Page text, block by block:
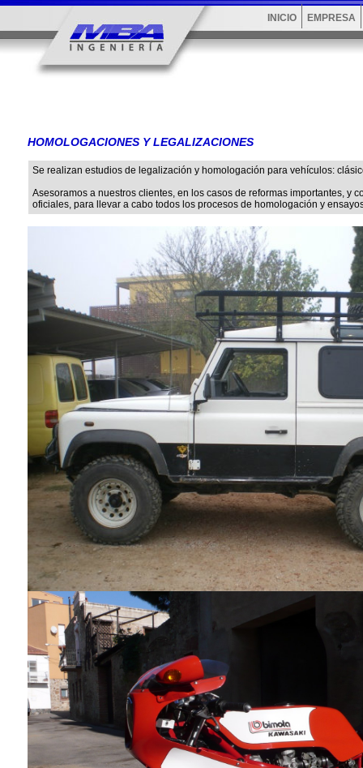
INICIO EMPRESA
HOMOLOGACIONES Y LEGALIZACIONES
Se realizan estudios de legalización y homologación para vehículos:
Asesoramos a nuestros clientes, en los casos de reformas importantes, y
oficiales, para llevar a cabo todos los procesos de homologación y